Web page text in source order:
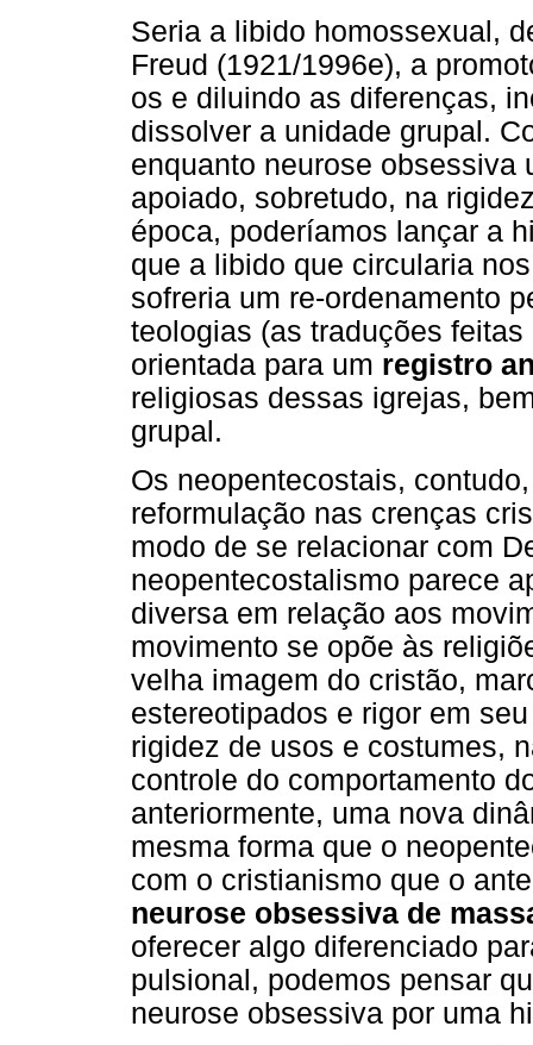
Seria a libido homossexual,
Freud (1921/1996e), a
os e diluindo as diferenças,
dissolver a unidade grupal.
enquanto neurose obsessiva
apoiado, sobretudo, na
época, poderíamos lançar a
que a libido que circularia
sofreria um re-ordenamento
teologias (as traduções
orientada para um registro
religiosas dessas igrejas,
grupal.
Os neopentecostais,
reformulação nas crenças
modo de se relacionar com
neopentecostalismo parece
diversa em relação aos
movimento se opõe às
velha imagem do cristão,
estereotipados e rigor em
rigidez de usos e costumes,
controle do comportamento
anteriormente, uma nova
mesma forma que o
com o cristianismo que o
neurose obsessiva de
oferecer algo diferenciado
pulsional, podemos pensar
neurose obsessiva por uma